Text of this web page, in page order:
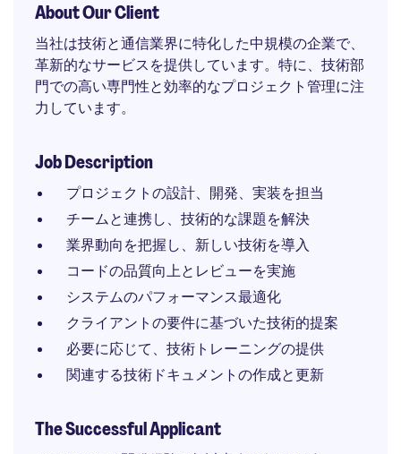
About Our Client
当社は技術と通信業界に特化した中規模の企業で、
革新的なサービスを提供しています。特に、技術部
門での高い専門性と効率的なプロジェクト管理に注
力しています。
Job Description
プロジェクトの設計、開発、実装を担当
チームと連携し、技術的な課題を解決
業界動向を把握し、新しい技術を導入
コードの品質向上とレビューを実施
システムのパフォーマンス最適化
クライアントの要件に基づいた技術的提案
必要に応じて、技術トレーニングの提供
関連する技術ドキュメントの作成と更新
The Successful Applicant